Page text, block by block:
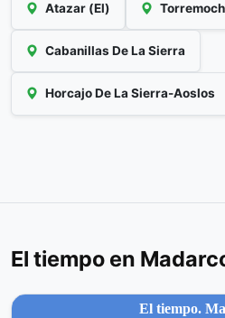
Atazar (El)
Cabanillas De La Sierra
Horcajo De La Sierra-Aoslos
El tiempo en